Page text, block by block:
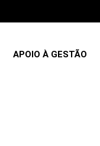
APOIO À GESTÃO